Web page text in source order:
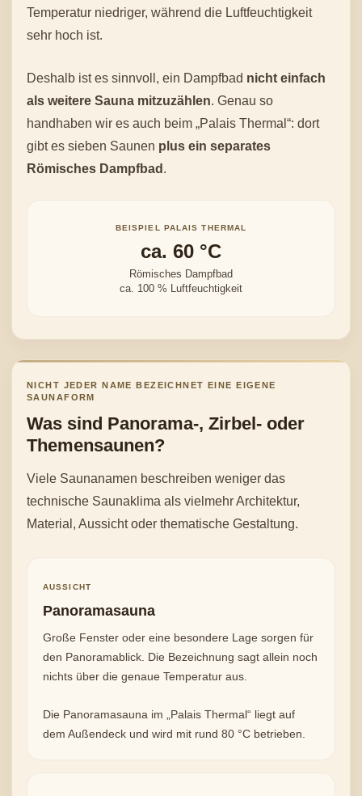
Temperatur niedriger, während die Luftfeuchtigkeit
sehr hoch ist.
Deshalb ist es sinnvoll, ein Dampfbad nicht einfach
als weitere Sauna mitzuzählen. Genau so
handhaben wir es auch beim „Palais Thermal“: dort
gibt es sieben Saunen plus ein separates
Römisches Dampfbad .
BEISPIEL PALAIS THERMAL
ca. 60 °C
Römisches Dampfbad
ca. 100 % Luftfeuchtigkeit
NICHT JEDER NAME BEZEICHNET EINE EIGENE
SAUNAFORM
Was sind Panorama-, Zirbel- oder
Themensaunen?
Viele Saunanamen beschreiben weniger das
technische Saunaklima als vielmehr Architektur,
Material, Aussicht oder thematische Gestaltung.
AUSSICHT
Panoramasauna
Große Fenster oder eine besondere Lage sorgen für
den Panoramablick. Die Bezeichnung sagt allein noch
nichts über die genaue Temperatur aus.
Die Panoramasauna im „Palais Thermal“ liegt auf
dem Außendeck und wird mit rund 80 °C betrieben.